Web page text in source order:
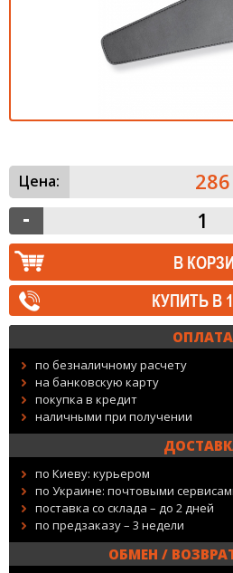
Цена:
КУПИТЬ В
ОПЛАТА
по безналичному расчету
на банковскую карту
покупка в кредит
наличными при получении
по Киеву: курьером
по Украине: почтовыми
поставка со склада – до 2 дней
по предзаказу – 3 недели
ОБМЕН /